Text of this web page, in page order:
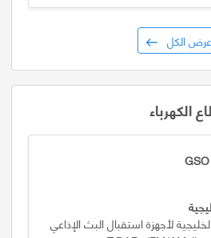
عرض الكل
الكهرباء
لأجهزة استقبال البث الإذاعي